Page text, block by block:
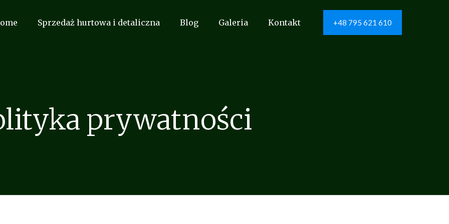
Sprzedaż hurtowa i detaliczna Blog Galeria Kontakt +48 795 621 610
prywatności